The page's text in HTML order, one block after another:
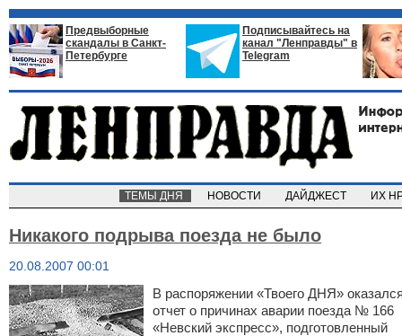
Предвыборные
скандалы в Санкт-
Петербурге
Подписывайтесь на
канал "Ленправды" в
Telegram
ТЕМЫ ДНЯ НОВОСТИ ДАЙДЖЕСТ ИХ
Никакого подрыва поезда не было
20.08.2007 00:01
В распоряжении «Твоего ДНЯ»
отчет о причинах аварии поезда № 166
«Невский экспресс», подготовленный